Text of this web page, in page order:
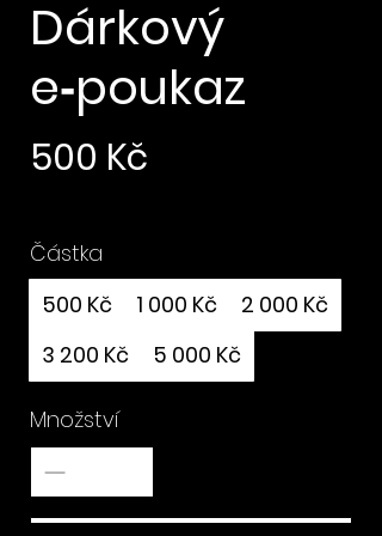
Dárkový
e‑poukaz
500 Kč
Částka
500 Kč
1 000 Kč
2 000 Kč
3 200 Kč
5 000 Kč
Množství